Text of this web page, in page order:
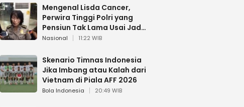
Mengenal Lisda Cancer,
Perwira Tinggi Polri yang
Pensiun Tak Lama Usai Jadi
Brigjen
Nasional 11:22 WIB
Skenario Timnas Indonesia
Jika Imbang atau Kalah dari
Vietnam di Piala AFF 2026
Bola Indonesia 20:49 WIB